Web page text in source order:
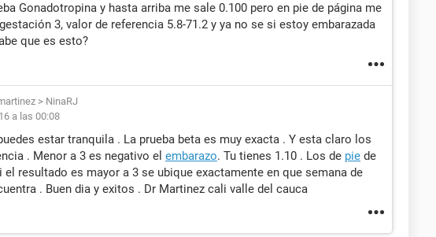
Gonadotropina y hasta arriba me sale 0.100 pero en pie de página me
3, valor de referencia 5.8-71.2 y ya no se si estoy embarazada
que es esto?
> NinaRJ
a las 00:08
estar tranquila . La prueba beta es muy exacta . Y esta claro los
. Menor a 3 es negativo el embarazo. Tu tienes 1.10 . Los de pie de
el resultado es mayor a 3 se ubique exactamente en que semana de
. Buen dia y exitos . Dr Martinez cali valle del cauca